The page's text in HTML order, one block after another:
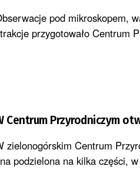
pod mikroskopem,
przygotowało Centrum
Centrum Przyrodniczym
zielonogórskim Centrum
podzielona na kilka części,